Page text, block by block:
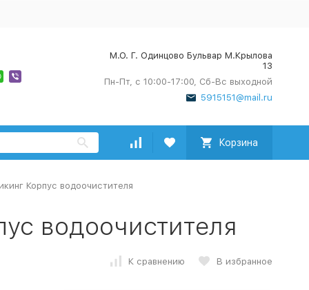
М.О. Г. Одинцово Бульвар М.Крылова
13
Пн-Пт, с 10:00-17:00, Сб-Вс выходной
5915151@mail.ru
Корзина
Корпус водоочистителя
водоочистителя
К сравнению В избранное